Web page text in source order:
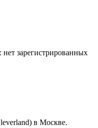
зарегистрированных
в Москве.